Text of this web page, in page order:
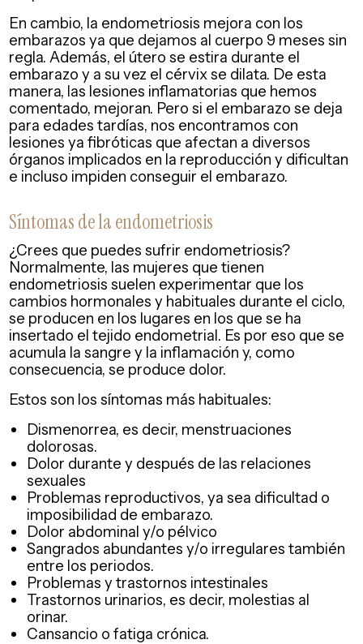
En cambio, la endometriosis mejora con los
embarazos ya que dejamos al cuerpo 9 meses sin
regla. Además, el útero se estira durante el
embarazo y a su vez el cérvix se dilata. De esta
manera, las lesiones inflamatorias que hemos
comentado, mejoran. Pero si el embarazo se deja
para edades tardías, nos encontramos con
lesiones ya fibróticas que afectan a diversos
órganos implicados en la reproducción y dificultan
e incluso impiden conseguir el embarazo.
Síntomas de la endometriosis
¿Crees que puedes sufrir endometriosis?
Normalmente, las mujeres que tienen
endometriosis suelen experimentar que los
cambios hormonales y habituales durante el ciclo,
se producen en los lugares en los que se ha
insertado el tejido endometrial. Es por eso que se
acumula la sangre y la inflamación y, como
consecuencia, se produce dolor.
Estos son los síntomas más habituales:
Dismenorrea, es decir, menstruaciones
dolorosas.
Dolor durante y después de las relaciones
sexuales
Problemas reproductivos, ya sea dificultad o
imposibilidad de embarazo.
Dolor abdominal y/o pélvico
Sangrados abundantes y/o irregulares también
entre los periodos.
Problemas y trastornos intestinales
Trastornos urinarios, es decir, molestias al
orinar.
Cansancio o fatiga crónica.